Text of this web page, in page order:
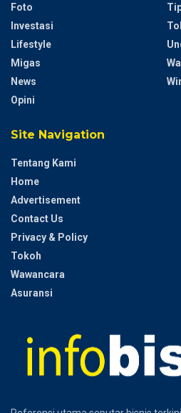
Foto
Investasi
Lifestyle
Migas
News
Opini
Site Navigation
Tentang Kami
Home
Advertisement
Contact Us
Privacy & Policy
Tokoh
Wawancara
Asuransi